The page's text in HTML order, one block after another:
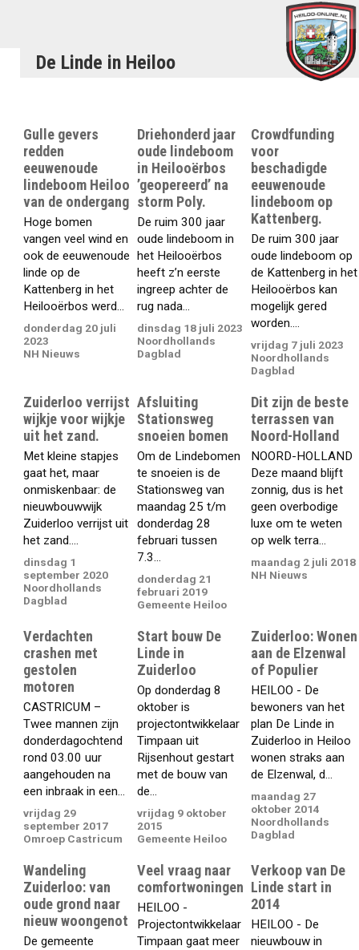
De Linde in Heiloo
Gulle gevers
redden
eeuwenoude
lindeboom Heiloo
van de ondergang
Hoge bomen
vangen veel wind en
ook de eeuwenoude
linde op de
Kattenberg in het
Heilooërbos werd...
donderdag 20 juli
2023
NH Nieuws
Driehonderd jaar
oude lindeboom
in Heilooërbos
’geopereerd’ na
storm Poly.
De ruim 300 jaar
oude lindeboom in
het Heilooërbos
heeft z’n eerste
ingreep achter de
rug nada...
dinsdag 18 juli 2023
Noordhollands
Dagblad
Crowdfunding
voor
beschadigde
eeuwenoude
lindeboom op
Kattenberg.
De ruim 300 jaar
oude lindeboom op
de Kattenberg in het
Heilooërbos kan
mogelijk gered
worden....
vrijdag 7 juli 2023
Noordhollands
Dagblad
Zuiderloo verrijst
wijkje voor wijkje
uit het zand.
Met kleine stapjes
gaat het, maar
onmiskenbaar: de
nieuwbouwwijk
Zuiderloo verrijst uit
het zand....
dinsdag 1
september 2020
Noordhollands
Dagblad
Afsluiting
Stationsweg
snoeien bomen
Om de Lindebomen
te snoeien is de
Stationsweg van
maandag 25 t/m
donderdag 28
februari tussen
7.3...
donderdag 21
februari 2019
Gemeente Heiloo
Dit zijn de beste
terrassen van
Noord-Holland
NOORD-HOLLAND
Deze maand blijft
zonnig, dus is het
geen overbodige
luxe om te weten
op welk terra...
maandag 2 juli 2018
NH Nieuws
Verdachten
crashen met
gestolen
motoren
CASTRICUM –
Twee mannen zijn
donderdagochtend
rond 03.00 uur
aangehouden na
een inbraak in een...
vrijdag 29
september 2017
Omroep Castricum
Start bouw De
Linde in
Zuiderloo
Op donderdag 8
oktober is
projectontwikkelaar
Timpaan uit
Rijsenhout gestart
met de bouw van
de...
vrijdag 9 oktober
2015
Gemeente Heiloo
Zuiderloo: Wonen
aan de Elzenwal
of Populier
HEILOO - De
bewoners van het
plan De Linde in
Zuiderloo in Heiloo
wonen straks aan
de Elzenwal, d...
maandag 27
oktober 2014
Noordhollands
Dagblad
Wandeling
Zuiderloo: van
oude grond naar
nieuw woongenot
De gemeente
Veel vraag naar
comfortwoningen
HEILOO -
Projectontwikkelaar
Timpaan gaat meer
Verkoop van De
Linde start in
2014
HEILOO - De
nieuwbouw in